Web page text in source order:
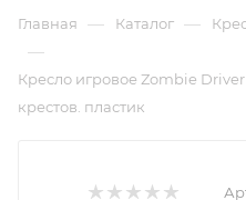
Главная — Каталог —
—
Кресло игровое Zombie
крестов. пластик